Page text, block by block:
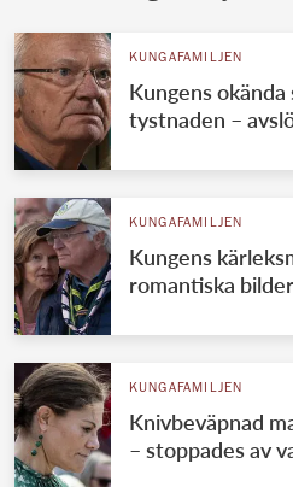
KUNGAFAMILJEN
Kungens
tystnaden –
KUNGAFAMILJEN
Kungens
romantiska
KUNGAFAMILJEN
Knivbeväpnad
– stoppades av